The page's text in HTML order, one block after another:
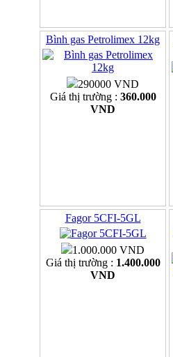
Bình gas Petrolimex 12kg
290000 VND
Giá thị trường : 360.000
VND
Fagor 5CFI-5GL
1.000.000 VND
Giá thị trường : 1.400.000
VND